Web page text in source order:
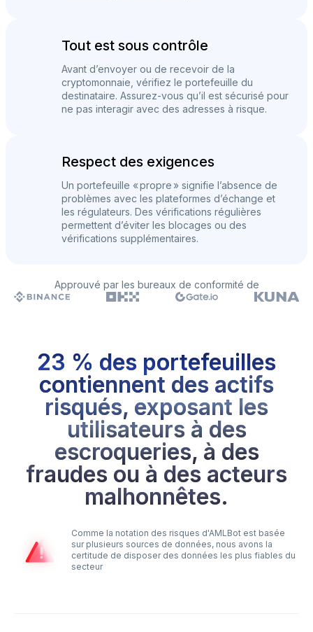
Tout est sous contrôle
Avant d’envoyer ou de recevoir de la
cryptomonnaie, vérifiez le portefeuille du
destinataire. Assurez-vous qu’il est sécurisé pour
ne pas interagir avec des adresses à risque.
Respect des exigences
Un portefeuille « propre » signifie l’absence de
problèmes avec les plateformes d’échange et
les régulateurs. Des vérifications régulières
permettent d’éviter les blocages ou des
vérifications supplémentaires.
Approuvé par les bureaux de conformité de
23 % des portefeuilles
contiennent des actifs
risqués, exposant les
utilisateurs à des
escroqueries, à des
fraudes ou à des acteurs
malhonnêtes.
Comme la notation des risques d'AMLBot est basée
sur plusieurs sources de données, nous avons la
certitude de disposer des données les plus fiables du
secteur